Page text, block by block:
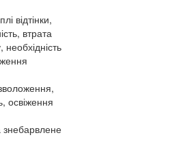
відтінки,
втрата
освіження
знебарвлене